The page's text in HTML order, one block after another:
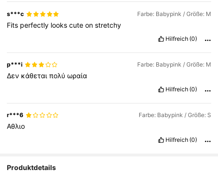
s***c Farbe: Babypink / Größe: M
Fits perfectly lookscuteonstretchy
Hilfreich (0)
p***i Farbe: Babypink / Größe: M
Δεν κάθεταιπολύωραία
Hilfreich (0)
r***6 Farbe: Babypink / Größe: S
Αθλιο
Hilfreich (0)
Produktdetails